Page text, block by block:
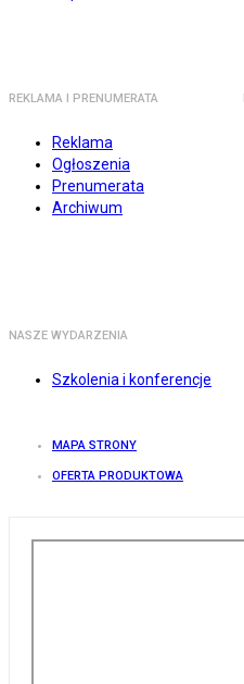
REKLAMA I PRENUMERATA
Reklama
Ogłoszenia
Prenumerata
Archiwum
NASZE WYDARZENIA
Szkolenia i konferencje
MAPA STRONY
OFERTA PRODUKTOWA